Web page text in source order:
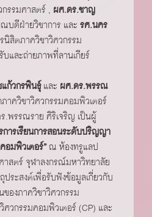
รมศาสตร์ , ผศ.ดร.ชาญ
บดีฝ่ายวิชาการ และรศ.นคร
นิสิตภาควิชาวิศวกรรม
และถ่ายภาพที่ลานเกียร์
ก้วกรพินธุ์และ ผศ.ดร.พรรณ
าควิชาวิศวกรรมคอมพิวเตอร์
.พรรณราย ศิริเจริญ เป็นผู้
ารเรียนการสอนระดับปริญญา
อมพิวเตอร์”ณ ห้องทรูแลป
สตร์ จุฬาลงกรณ์มหาวิทยาลัย
ระสงต์เพื่อรับฟังข้อมูลเกี่ยวกับ
องภาควิชาวิศวกรรม
วกรรมคอมพิวเตอร์ (CP) และ